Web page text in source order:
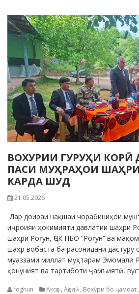
ВОХУРИИ ГУРУҲИ КОРӢ
ПАСИ МУҲРАҲОИ
КАРДА ШУД
21.05.2026
Дар доираи нақшаи чорабиниҳои
иҷроияи ҳокимияти давлатии шаҳри
шаҳри Роғун, ҶСК НБО “Роғун” ва
шаҳр вобаста ба расонидани
муаззами миллат муҳтарам Эмомалӣ
қонуният ва тартиботи ҷамъиятӣ,
roghun Аксҳо , Аҳолӣ , Вохӯри бо ҷамоат,